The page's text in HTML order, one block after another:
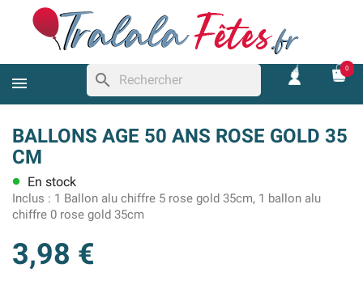
search
0
BALLONS AGE 50 ANS ROSE GOLD 35
CM
lens En stock
Inclus : 1 Ballon alu chiffre 5 rose gold 35cm, 1 ballon alu
chiffre 0 rose gold 35cm
3,98 €